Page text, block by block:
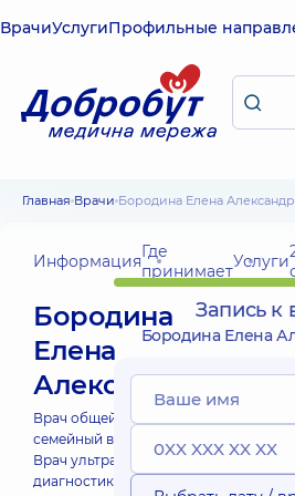
ВрачиУслугиПрофильные
Главная Врачи Бородина Елена
ИнформацияГде
принимаетУслуги
Бородина
Елена
Александровна
Врач общей практики -
семейный врач;
Врач ультразвуковой
диагностики;
Запись к
Бородина Елена